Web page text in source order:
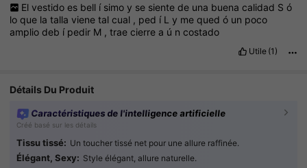
El vestido es bell í simo y se siente de una buena calidad S ó
loque latallavienetalcual , ped í Ly mequedó un poco
ampliodeb í pedir M ,traecierre a ú ncostado
Utile (1)
Détails Du Produit
Caractéristiques de l'intelligence artificielle
Créé basé sur les détails
Tissu tissé: Un toucher tissé net pour une allure raffinée.
Élégant, Sexy: Style élégant, allure naturelle.